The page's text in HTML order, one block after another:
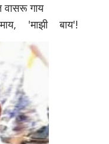
वासरू गाय
माय, 'माझी बाय'!